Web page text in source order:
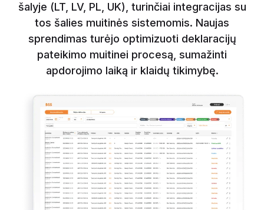
šalyje (LT, LV, PL, UK), turinčiai integracijas su
tos šalies muitinės sistemomis. Naujas
sprendimas turėjo optimizuoti deklaracijų
pateikimo muitinei procesą, sumažinti
apdorojimo laiką ir klaidų tikimybę.